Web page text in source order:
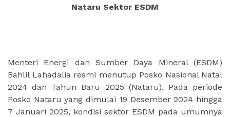
Nataru Sektor ESDM
Menteri Energi dan Sumber Daya Mineral (ESDM)
Bahlil Lahadalia resmi menutup Posko Nasional Natal
2024 dan Tahun Baru 2025 (Nataru). Pada periode
Posko Nataru yang dimulai 19 Desember 2024 hingga
7 Januari 2025, kondisi sektor ESDM pada umumnya